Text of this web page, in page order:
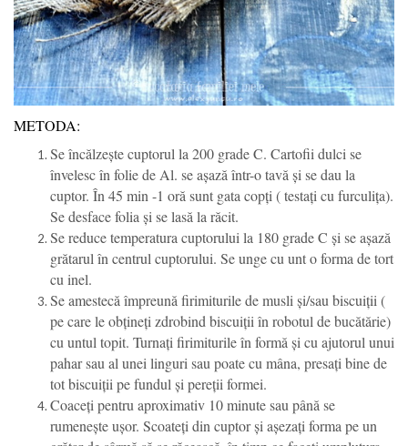
METODA:
Se încălzește cuptorul la 200 grade C. Cartofii dulci se
învelesc în folie de Al. se așază într-o tavă și se dau la
cuptor. În 45 min -1 oră sunt gata copți ( testați cu furculița).
Se desface folia și se lasă la răcit.
Se reduce temperatura cuptorului la 180 grade C şi se așază
grătarul în centrul cuptorului. Se unge cu unt o forma de tort
cu inel.
Se amestecă împreună firimiturile de musli și/sau biscuiții (
pe care le obțineți zdrobind biscuiții în robotul de bucătărie)
cu untul topit. Turnați firimiturile în formă și cu ajutorul unui
pahar sau al unei linguri sau poate cu mâna, presați bine de
tot biscuiții pe fundul și pereții formei.
Coaceți pentru aproximativ 10 minute sau până se
rumenește ușor. Scoateți din cuptor și așezați forma pe un